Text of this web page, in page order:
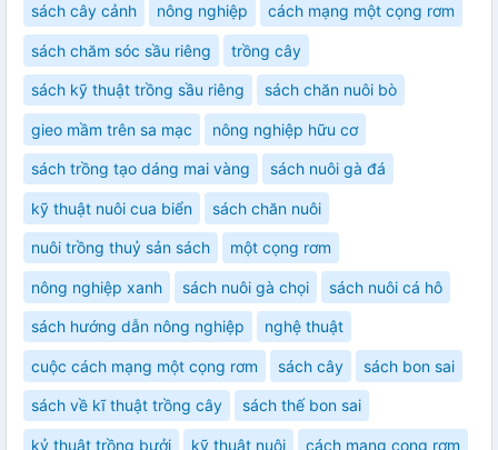
sách cây cảnh nông nghiệp cách mạng một cọng rơm
sách chăm sóc sầu riêng trồng cây
sách kỹ thuật trồng sầu riêng sách chăn nuôi bò
gieo mầm trên sa mạc nông nghiệp hữu cơ
sách trồng tạo dáng mai vàng sách nuôi gà đá
kỹ thuật nuôi cua biển sách chăn nuôi
nuôi trồng thuỷ sản sách một cọng rơm
nông nghiệp xanh sách nuôi gà chọi sách nuôi cá hô
sách hướng dẫn nông nghiệp nghệ thuật
cuộc cách mạng một cọng rơm sách cây sách bon sai
sách về kĩ thuật trồng cây sách thế bon sai
kỷ thuật trồng bưởi kỹ thuật nuôi cách mạng cọng rơm